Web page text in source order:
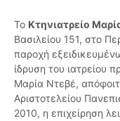
Το Κτηνιατρείο
Βασιλείου 151, στο
παροχή
ίδρυση του ιατρείου
Μαρία Ντεβέ,
Αριστοτελείου
2010, η επιχείρηση